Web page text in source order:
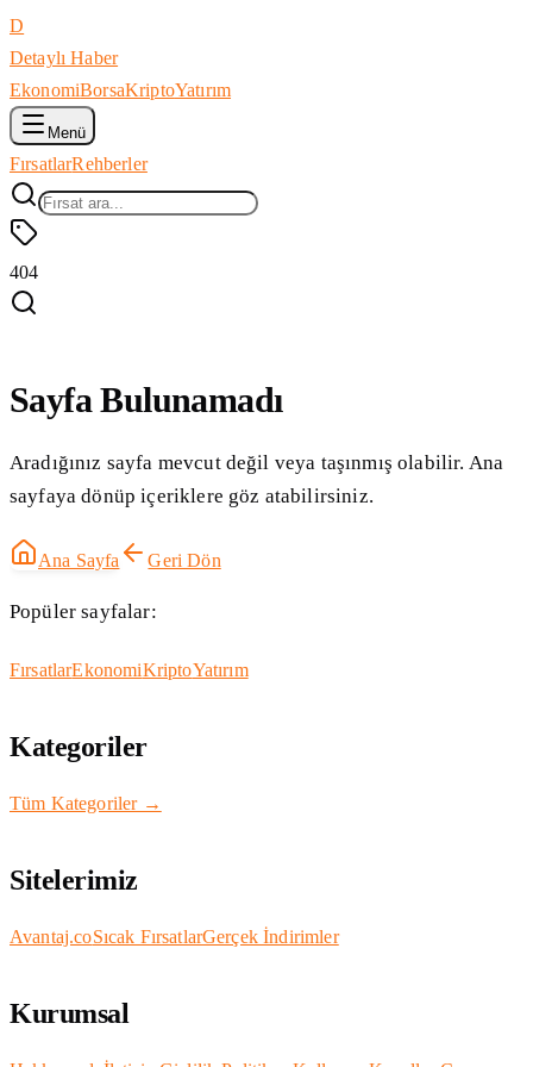
D
Detaylı Haber
EkonomiBorsaKriptoYatırım
Menü
FırsatlarRehberler
404
Sayfa Bulunamadı
Aradığınız sayfa mevcut değil veya taşınmış olabilir. Ana
sayfaya dönüp içeriklere göz atabilirsiniz.
Ana Sayfa Geri Dön
Popüler sayfalar:
FırsatlarEkonomiKriptoYatırım
Kategoriler
Tüm Kategoriler →
Sitelerimiz
Avantaj.coSıcak FırsatlarGerçek İndirimler
Kurumsal